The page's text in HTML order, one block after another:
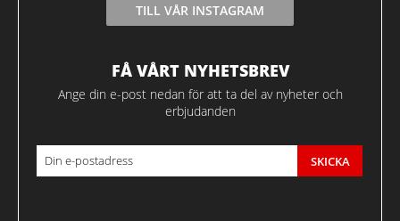
TILL VÅR INSTAGRAM
FÅ VÅRT NYHETSBREV
Ange din e-post nedan för att ta del av nyheter och
erbjudanden
SKICKA